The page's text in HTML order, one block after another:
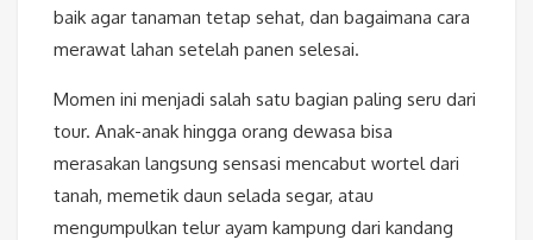
baik agar tanaman tetap sehat, dan bagaimana cara
merawat lahan setelah panen selesai.
Momen ini menjadi salah satu bagian paling seru dari
tour. Anak-anak hingga orang dewasa bisa
merasakan langsung sensasi mencabut wortel dari
tanah, memetik daun selada segar, atau
mengumpulkan telur ayam kampung dari kandang